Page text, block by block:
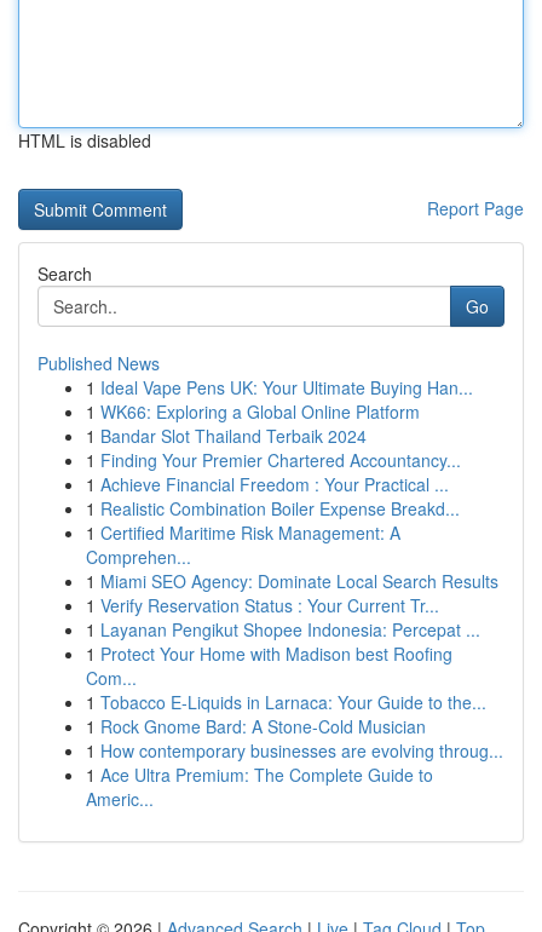
HTML is disabled
Report Page
Search
Go
Published News
1 Ideal Vape Pens UK: Your Ultimate Buying Han...
1 WK66: Exploring a Global Online Platform
1 Bandar Slot Thailand Terbaik 2024
1 Finding Your Premier Chartered Accountancy...
1 Achieve Financial Freedom : Your Practical ...
1 Realistic Combination Boiler Expense Breakd...
1 Certified Maritime Risk Management: A
Comprehen...
1 Miami SEO Agency: Dominate Local Search Results
1 Verify Reservation Status : Your Current Tr...
1 Layanan Pengikut Shopee Indonesia: Percepat ...
1 Protect Your Home with Madison best Roofing
Com...
1 Tobacco E-Liquids in Larnaca: Your Guide to the...
1 Rock Gnome Bard: A Stone-Cold Musician
1 How contemporary businesses are evolving throug...
1 Ace Ultra Premium: The Complete Guide to
Americ...